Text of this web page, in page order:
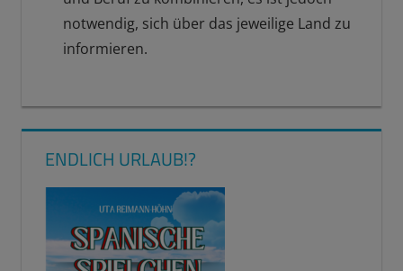
notwendig, sich über das jeweilige Land zu
informieren.
ENDLICH URLAUB!?